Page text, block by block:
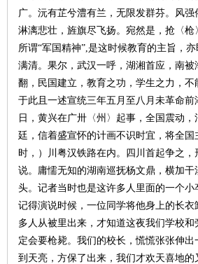
广。沅有芷兮澧有兰，无限发群芬。风
淋漓悲壮，旌旗尽飞扬。宛然是，抢〈
所谓“军国精神”,是这时候教育的主旨，
满清。果尔，武汉一呼，湖湘首应，南
翻，民国建立，教育之功，学生之力，
于此且一述宣统三年五月至八月未革命
日，黄兴在广卅〈州〉起事，全国震动
廷，信着盛宣怀的计画不识时宜，将全
时，）川粤汉铁路在内。四川首起争之
说。庸懦无知的湖南巡抚杨文鼎，横加
头。记者当时也是这许多人里面的一个
记得演说时候，一位同学将他身上的长
多人从被里出来，才知道这夜我们学校
定会要枪毙。我们的校长，慌慌张张伸
到天亮，方保了出来，我们才欢天喜地